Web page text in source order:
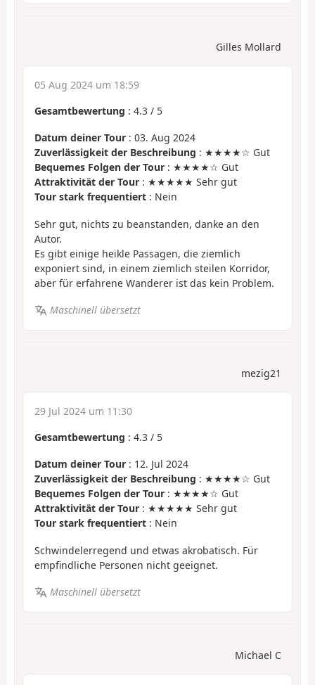
Gilles Mollard
05 Aug 2024 um 18:59
Gesamtbewertung : 4.3 / 5
Datum deiner Tour : 03. Aug 2024
Zuverlässigkeit der Beschreibung : ★★★★☆ Gut
Bequemes Folgen der Tour : ★★★★☆ Gut
Attraktivität der Tour : ★★★★★ Sehr gut
Tour stark frequentiert : Nein
Sehr gut, nichts zu beanstanden, danke an den
Autor.
Es gibt einige heikle Passagen, die ziemlich
exponiert sind, in einem ziemlich steilen Korridor,
aber für erfahrene Wanderer ist das kein Problem.
Maschinell übersetzt
mezig21
29 Jul 2024 um 11:30
Gesamtbewertung : 4.3 / 5
Datum deiner Tour : 12. Jul 2024
Zuverlässigkeit der Beschreibung : ★★★★☆ Gut
Bequemes Folgen der Tour : ★★★★☆ Gut
Attraktivität der Tour : ★★★★★ Sehr gut
Tour stark frequentiert : Nein
Schwindelerregend und etwas akrobatisch. Für
empfindliche Personen nicht geeignet.
Maschinell übersetzt
Michael C